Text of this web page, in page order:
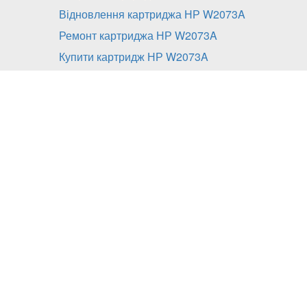
Відновлення картриджа НР W2073A
Ремонт картриджа НР W2073A
Купити картридж НР W2073A